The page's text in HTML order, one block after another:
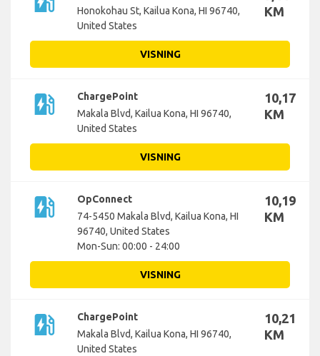
Honokohau St, Kailua Kona, HI 96740,
United States
KM
VISNING
ev_station
ChargePoint
Makala Blvd, Kailua Kona, HI 96740,
United States
10,17
KM
VISNING
ev_station
OpConnect
74-5450 Makala Blvd, Kailua Kona, HI
96740, United States
Mon-Sun: 00:00 - 24:00
10,19
KM
VISNING
ev_station
ChargePoint
Makala Blvd, Kailua Kona, HI 96740,
United States
10,21
KM